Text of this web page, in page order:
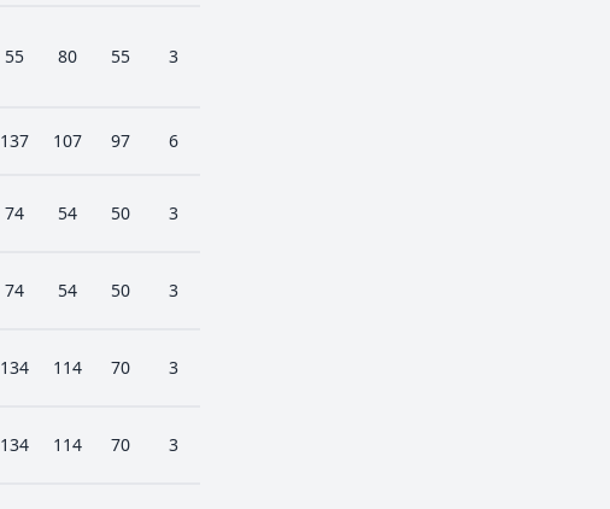
55 80 55 3
137 107 97 6
74 54 50 3
74 54 50 3
134 114 70 3
134 114 70 3